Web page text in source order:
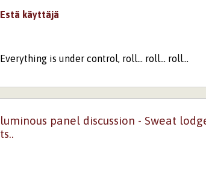
Estä käyttäjä
Everything is under control, roll... roll... roll...
luminous panel discussion - Sweat
ts..